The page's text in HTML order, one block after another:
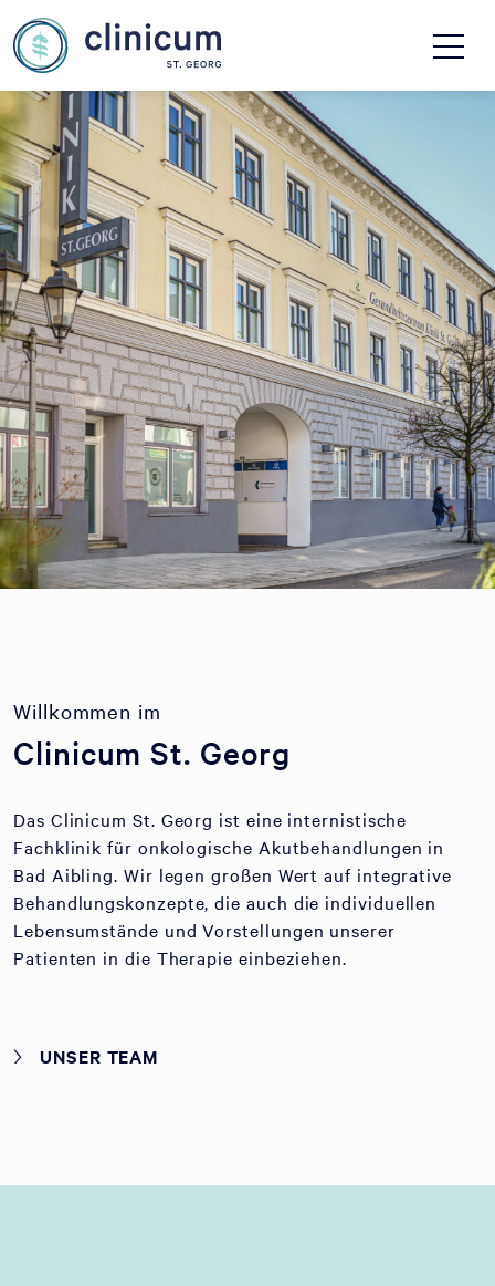
Willkommen im
Clinicum St. Georg
Das Clinicum St. Georg ist eine internistische
Fachklinik für onkologische Akutbehandlungen in
Bad Aibling. Wir legen großen Wert auf integrative
Behandlungskonzepte, die auch die individuellen
Lebensumstände und Vorstellungen unserer
Patienten in die Therapie einbeziehen.
UNSER TEAM